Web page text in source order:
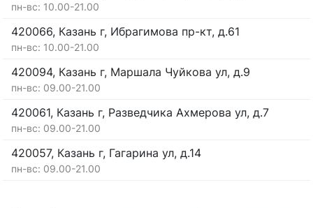
пн-вс: 10.00-21.00
420066, Казань г, Ибрагимова пр-кт, д.61
пн-вс: 10.00-21.00
420094, Казань г, Маршала Чуйкова ул, д.9
пн-вс: 09.00-21.00
420061, Казань г, Разведчика Ахмерова ул, д.7
пн-вс: 09.00-21.00
420057, Казань г, Гагарина ул, д.14
пн-вс: 09.00-21.00